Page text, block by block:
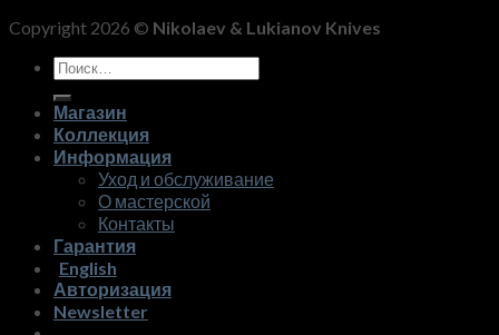
Copyright 2026 © Nikolaev & Lukianov Knives
Искать:
Магазин
Коллекция
Информация
Уход и обслуживание
О мастерской
Контакты
Гарантия
English
Авторизация
Newsletter